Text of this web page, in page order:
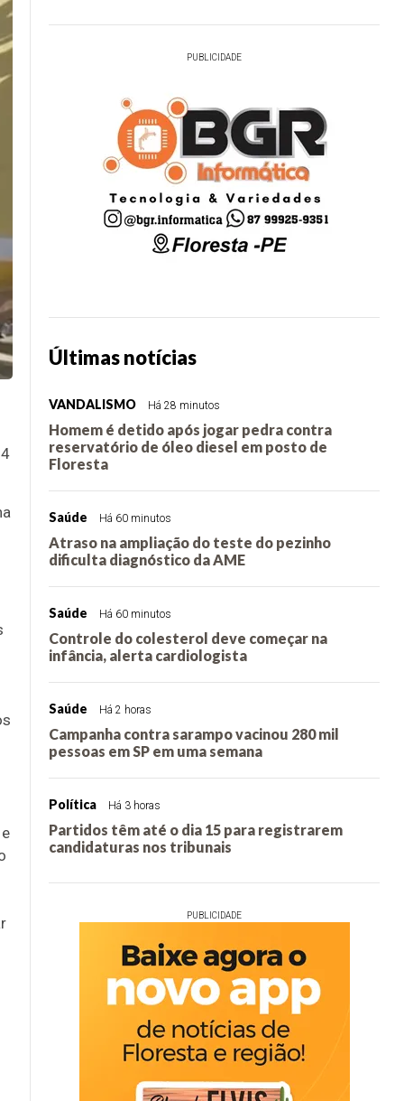
PUBLICIDADE
Últimas notícias
VANDALISMO Há 28 minutos
Homem é detido após jogar pedra contra
reservatório de óleo diesel em posto de
Floresta
Saúde Há 60 minutos
Atraso na ampliação do teste do pezinho
dificulta diagnóstico da AME
Saúde Há 60 minutos
Controle do colesterol deve começar na
infância, alerta cardiologista
Saúde Há 2 horas
Campanha contra sarampo vacinou 280 mil
pessoas em SP em uma semana
Política Há 3 horas
Partidos têm até o dia 15 para registrarem
candidaturas nos tribunais
PUBLICIDADE